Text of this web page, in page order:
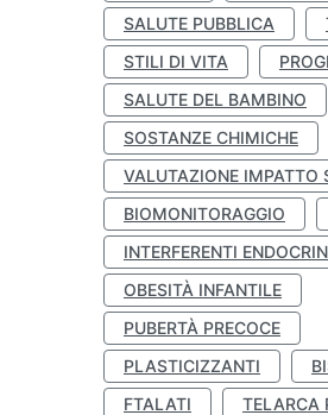
SALUTE PUBBLICA
STILI DI VITA
SALUTE DEL BAMBINO
SOSTANZE CHIMICHE
VALUTAZIONE IMPATTO
BIOMONITORAGGIO
INTERFERENTI
OBESITÀ INFANTILE
PUBERTÀ PRECOCE
PLASTICIZZANTI
FTALATI
TELARCA